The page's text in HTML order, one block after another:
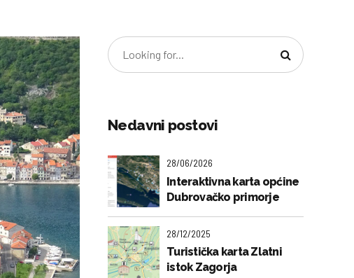
Nedavni postovi
28/06/2026
Interaktivna karta općine
Dubrovačko primorje
28/12/2025
Turistička karta Zlatni
istok Zagorja